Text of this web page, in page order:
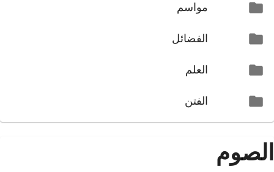
مواسم
الفضائل
العلم
الفتن
الصوم